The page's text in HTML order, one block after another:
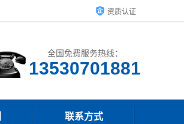
资质认证
全国免费服务热线：
联系方式